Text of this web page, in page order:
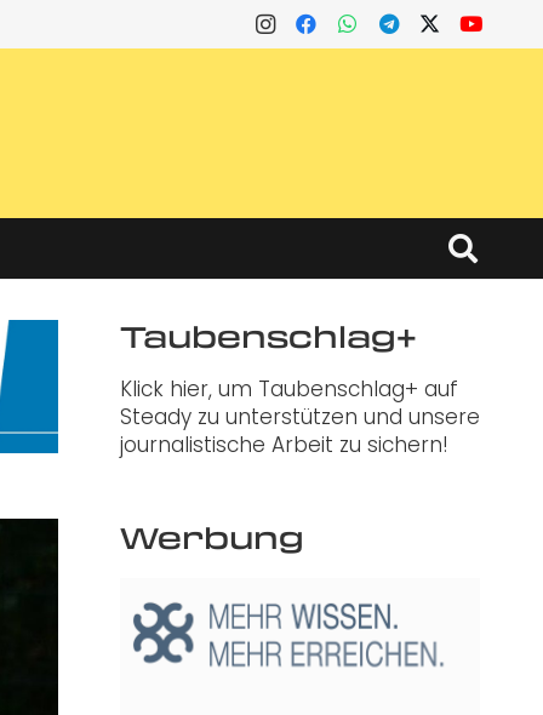
Taubenschlag+
Klick hier, um Taubenschlag+ auf
Steady zu unterstützen und unsere
journalistische Arbeit zu sichern!
Werbung